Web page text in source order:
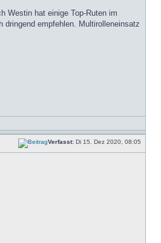
Westin hat einige Top-Ruten im
empfehlen. Multirolleneinsatz
Verfasst: Di 15. Dez 2020, 08:05